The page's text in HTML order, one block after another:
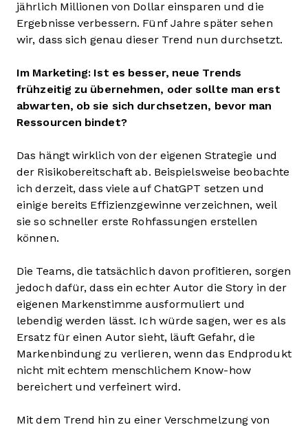
jährlich Millionen von Dollar einsparen und die
Ergebnisse verbessern. Fünf Jahre später sehen
wir, dass sich genau dieser Trend nun durchsetzt.
Im Marketing: Ist es besser, neue Trends
frühzeitig zu übernehmen, oder sollte man erst
abwarten, ob sie sich durchsetzen, bevor man
Ressourcen bindet?
Das hängt wirklich von der eigenen Strategie und
der Risikobereitschaft ab. Beispielsweise beobachte
ich derzeit, dass viele auf ChatGPT setzen und
einige bereits Effizienzgewinne verzeichnen, weil
sie so schneller erste Rohfassungen erstellen
können.
Die Teams, die tatsächlich davon profitieren, sorgen
jedoch dafür, dass ein echter Autor die Story in der
eigenen Markenstimme ausformuliert und
lebendig werden lässt. Ich würde sagen, wer es als
Ersatz für einen Autor sieht, läuft Gefahr, die
Markenbindung zu verlieren, wenn das Endprodukt
nicht mit echtem menschlichem Know-how
bereichert und verfeinert wird.
Mit dem Trend hin zu einer Verschmelzung von